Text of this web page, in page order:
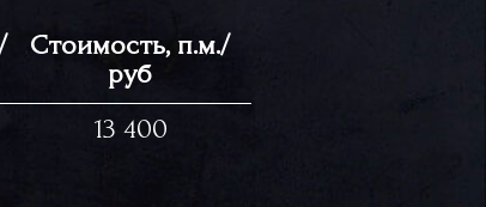
Стоимость, п.м./
руб
13 400